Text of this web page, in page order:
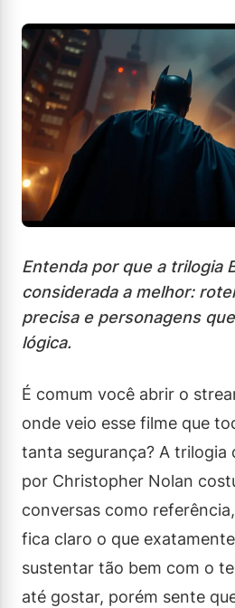
Entenda por que a trilogia
considerada a melhor:
precisa e personagens
lógica.
É comum você abrir o
onde veio esse filme que
tanta segurança? A trilogia
por Christopher Nolan
conversas como
fica claro o que
sustentar tão bem com o
até gostar, porém sente